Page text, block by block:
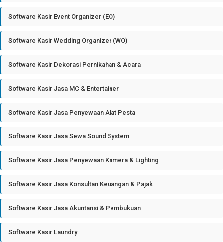
Software Kasir Event Organizer (EO)
Software Kasir Wedding Organizer (WO)
Software Kasir Dekorasi Pernikahan & Acara
Software Kasir Jasa MC & Entertainer
Software Kasir Jasa Penyewaan Alat Pesta
Software Kasir Jasa Sewa Sound System
Software Kasir Jasa Penyewaan Kamera & Lighting
Software Kasir Jasa Konsultan Keuangan & Pajak
Software Kasir Jasa Akuntansi & Pembukuan
Software Kasir Laundry